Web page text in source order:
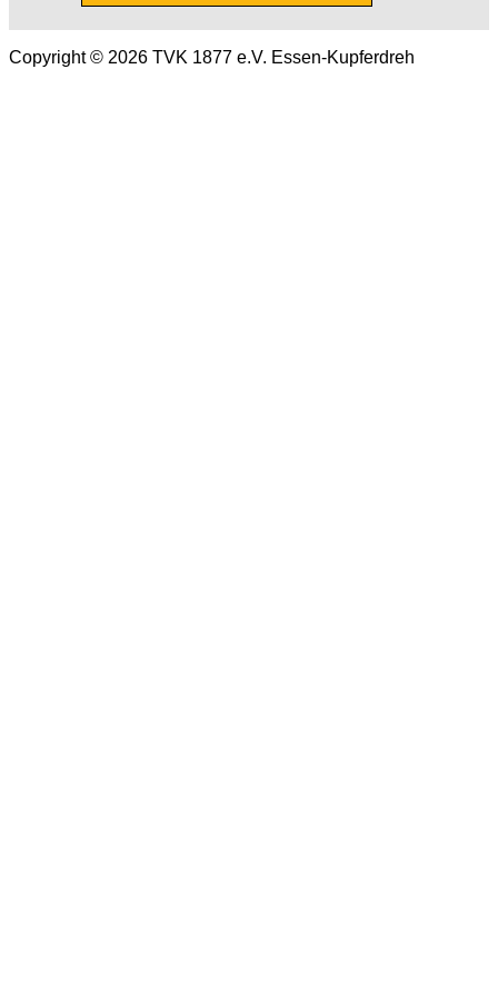
Copyright © 2026 TVK 1877 e.V. Essen-Kupferdreh